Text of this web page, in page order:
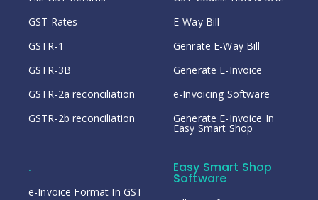
GST Rates
GSTR-1
GSTR-3B
GSTR-2a reconciliation
GSTR-2b reconciliation
E-Way Bill
Genrate E-Way Bill
Generate E-Invoice
e-Invoicing Software
Generate E-Invoice In
Easy Smart Shop
.
e-Invoice Format In GST
Easy Smart Shop
Software